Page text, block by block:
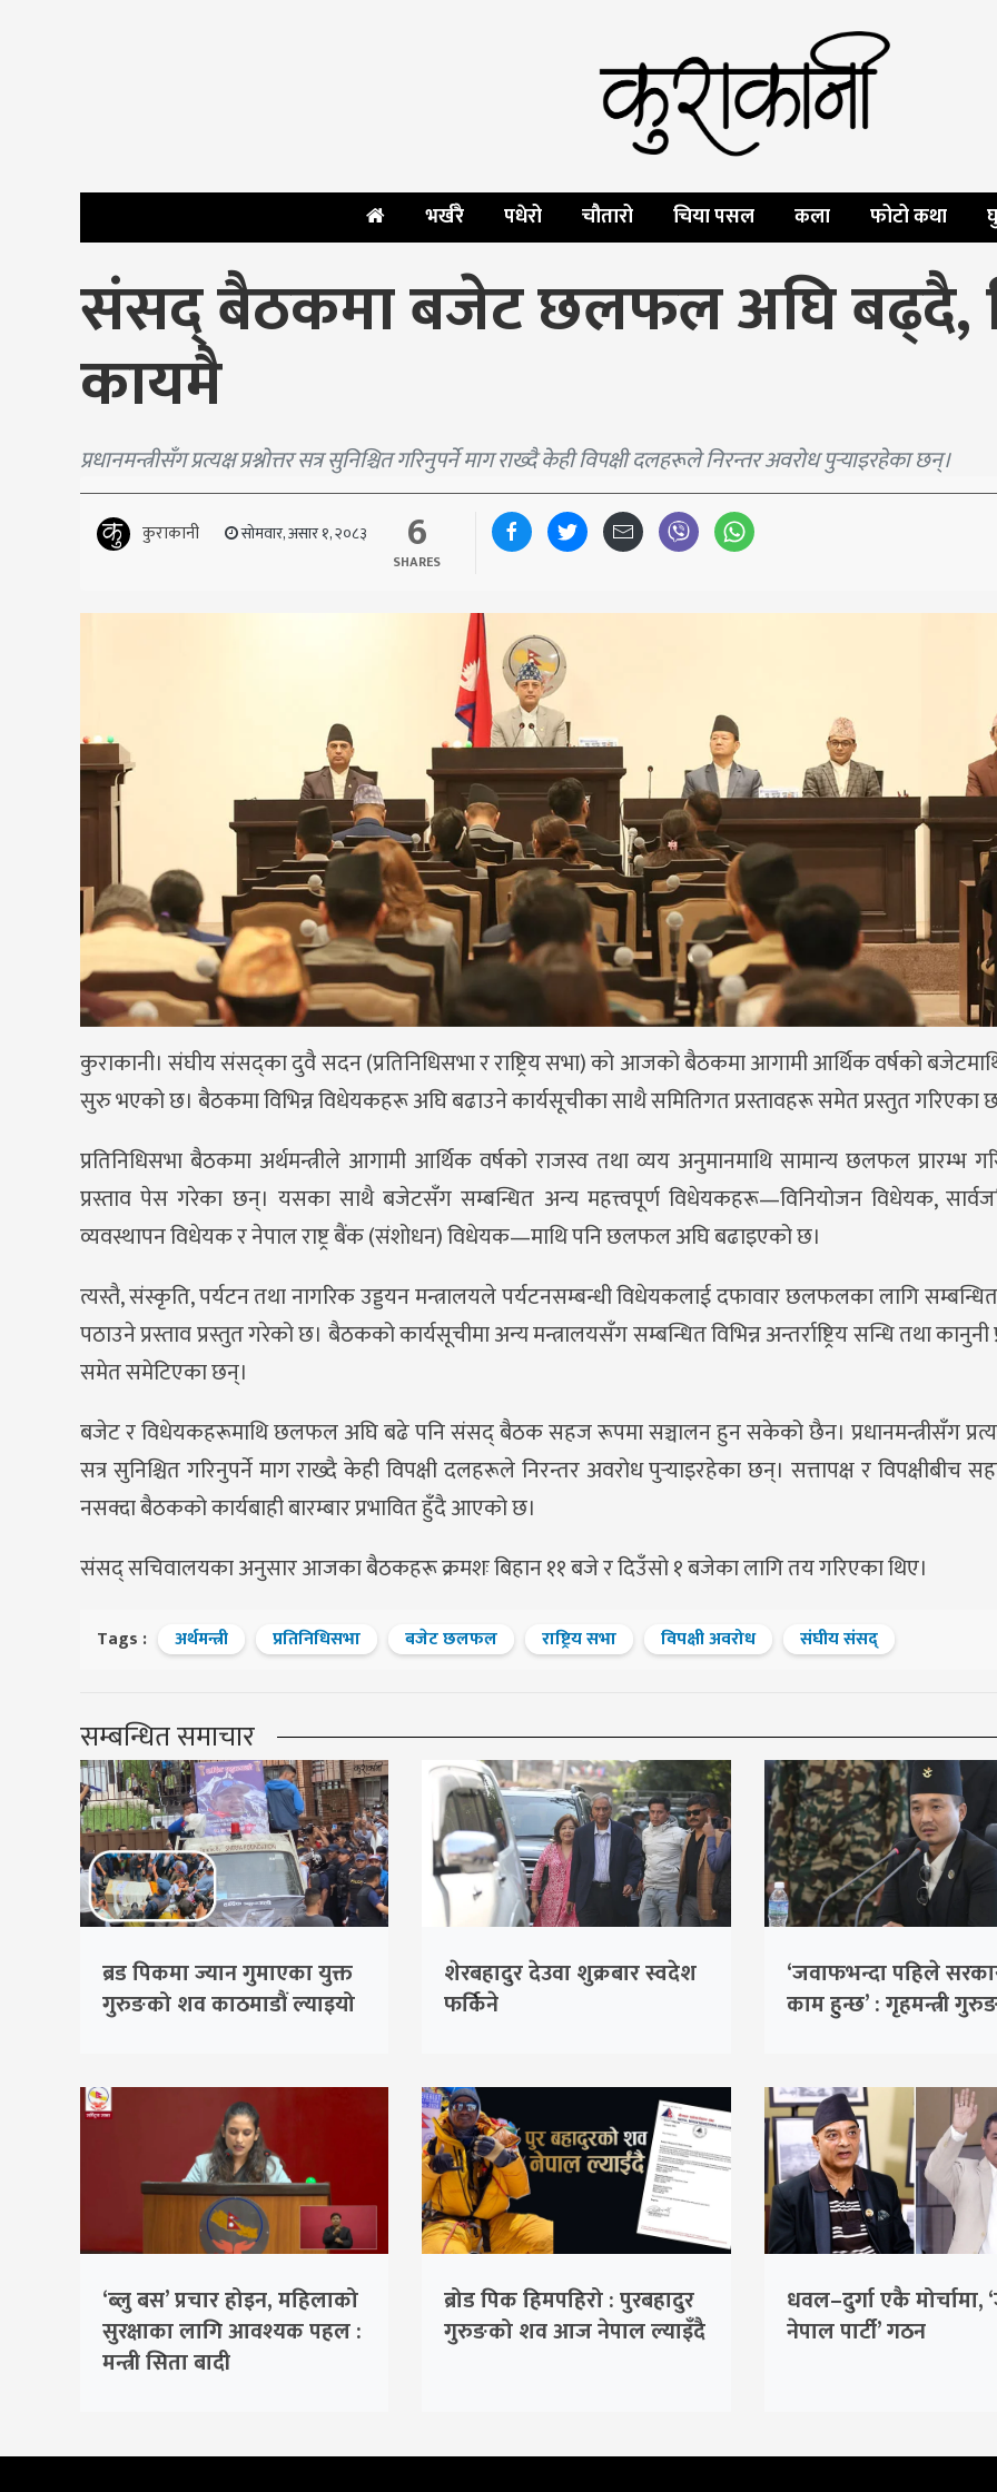
भर्खरै पधेरो चौतारो चिया पसल कला फोटो कथा
संसद् बैठकमा बजेट छलफल अघि बढ्दै,
कायमै
प्रधानमन्त्रीसँग प्रत्यक्ष प्रश्नोत्तर सत्र सुनिश्चित गरिनुपर्ने माग राख्दै केही विपक्षी दलहरूले निरन्तर अवरोध पुर्‍याइरहेका छन्।
कुराकानी सोमवार, असार १, २०८३ 6
SHARES
कुराकानी। संघीय संसद्का दुवै सदन (प्रतिनिधिसभा र राष्ट्रिय सभा) को आजको बैठकमा आगामी आर्थिक वर्षको
सुरु भएको छ। बैठकमा विभिन्न विधेयकहरू अघि बढाउने कार्यसूचीका साथै समितिगत प्रस्तावहरू समेत प्रस्तुत गरिएका
प्रतिनिधिसभा बैठकमा अर्थमन्त्रीले आगामी आर्थिक वर्षको राजस्व तथा व्यय अनुमानमाथि सामान्य छलफल प्रारम्भ
प्रस्ताव पेस गरेका छन्। यसका साथै बजेटसँग सम्बन्धित अन्य महत्त्वपूर्ण विधेयकहरू—विनियोजन विधेयक,
व्यवस्थापन विधेयक र नेपाल राष्ट्र बैंक (संशोधन) विधेयक—माथि पनि छलफल अघि बढाइएको छ।
त्यस्तै, संस्कृति, पर्यटन तथा नागरिक उड्डयन मन्त्रालयले पर्यटनसम्बन्धी विधेयकलाई दफावार छलफलका लागि
पठाउने प्रस्ताव प्रस्तुत गरेको छ। बैठकको कार्यसूचीमा अन्य मन्त्रालयसँग सम्बन्धित विभिन्न अन्तर्राष्ट्रिय सन्धि तथा कानुनी
समेत समेटिएका छन्।
बजेट र विधेयकहरूमाथि छलफल अघि बढे पनि संसद् बैठक सहज रूपमा सञ्चालन हुन सकेको छैन। प्रधानमन्त्रीसँग प्रत्यक्ष
सत्र सुनिश्चित गरिनुपर्ने माग राख्दै केही विपक्षी दलहरूले निरन्तर अवरोध पुर्‍याइरहेका छन्। सत्तापक्ष र विपक्षीबीच
नसक्दा बैठकको कार्यबाही बारम्बार प्रभावित हुँदै आएको छ।
संसद् सचिवालयका अनुसार आजका बैठकहरू क्रमशः बिहान ११ बजे र दिउँसो १ बजेका लागि तय गरिएका थिए।
Tags : अर्थमन्त्री प्रतिनिधिसभा बजेट छलफल राष्ट्रिय सभा विपक्षी अवरोध संघीय संसद्
सम्बन्धित समाचार
ब्रड पिकमा ज्यान गुमाएका युक्त
गुरुङको शव काठमाडौं ल्याइयो
शेरबहादुर देउवा शुक्रबार स्वदेश
फर्किने
‘जवाफभन्दा पहिले
काम हुन्छ’ : गृहमन्त्री
‘ब्लु बस’ प्रचार होइन, महिलाको
सुरक्षाका लागि आवश्यक पहल :
मन्त्री सिता बादी
ब्रोड पिक हिमपहिरो : पुरबहादुर
गुरुङको शव आज नेपाल ल्याइँदै
धवल–दुर्गा एकै मोर्चामा,
नेपाल पार्टी’ गठन